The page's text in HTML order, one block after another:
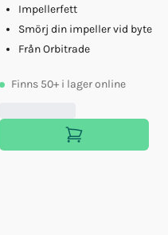
Impellerfett
Smörj din impeller vid byte
Från Orbitrade
Finns 50+ i lager online